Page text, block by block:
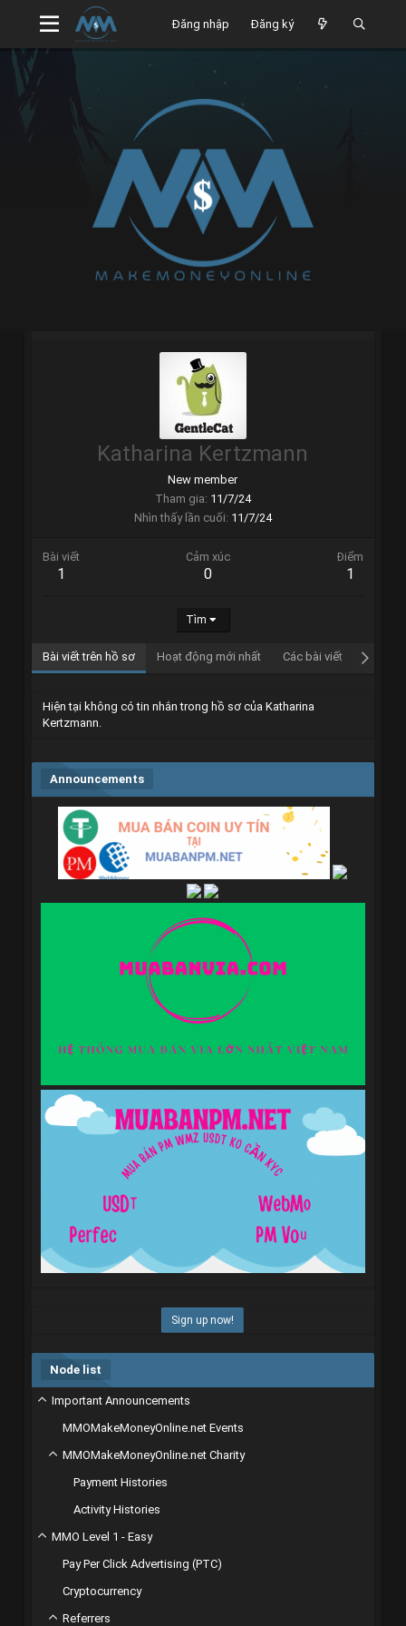
Đăng nhập Đăng ký
Katharina Kertzmann
New member
Tham gia 11/7/24
Nhìn thấy lần cuối 11/7/24
Bài viết
1
Cảm xúc
0
Điểm
1
Tìm
Bài viết trên hồ sơ Hoạt động mới nhất Các bài viết Giới
Hiện tại không có tin nhắn trong hồ sơ của Katharina
Kertzmann.
Announcements
Sign up now!
Node list
Important Announcements
MMOMakeMoneyOnline.net Events
MMOMakeMoneyOnline.net Charity
Payment Histories
Activity Histories
MMO Level 1 - Easy
Pay Per Click Advertising (PTC)
Cryptocurrency
Referrers